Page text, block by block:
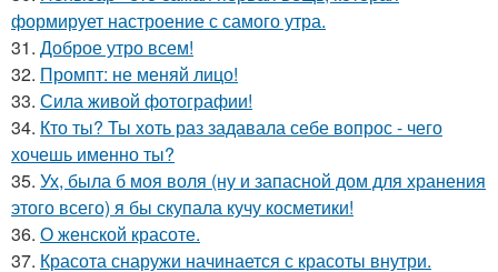
формирует настроение с самого утра.
31. Доброе утро всем!
32. Промпт: не меняй лицо!
33. Сила живой фотографии!
34. Кто ты? Ты хоть раз задавала себе вопрос - чего
хочешь именно ты?
35. Ух, была б моя воля (ну и запасной дом для хранения
этого всего) я бы скупала кучу косметики!
36. О женской красоте.
37. Красота снаружи начинается с красоты внутри.